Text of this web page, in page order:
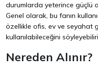
durumlarda yeterince güçlü
Genel olarak, bu fanın
özellikle ofis, ev ve seyahat
kullanılabileceğini
Nereden Alınır?